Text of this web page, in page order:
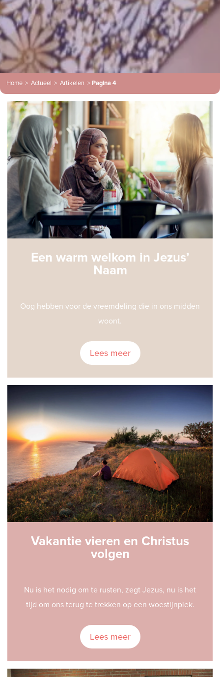
Home > Actueel > Artikelen > Pagina 4
Een warm welkom in Jezus’
Naam
Oog hebben voor de vreemdeling die in ons midden
woont.
Lees meer
Vakantie vieren en Christus
volgen
Nu is het nodig om te rusten, zegt Jezus, nu is het
tijd om ons terug te trekken op een woestijnplek.
Lees meer